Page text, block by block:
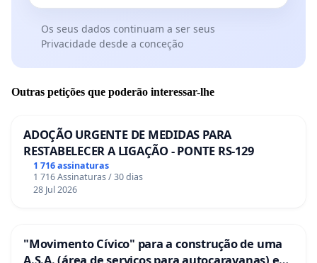
Os seus dados continuam a ser seus
Privacidade desde a conceção
Outras petições que poderão interessar-lhe
ADOÇÃO URGENTE DE MEDIDAS PARA
RESTABELECER A LIGAÇÃO - PONTE RS-129
1 716 assinaturas
1 716 Assinaturas / 30 dias
28 Jul 2026
"Movimento Cívico" para a construção de uma
A.S.A. (área de serviços para autocaravanas) em